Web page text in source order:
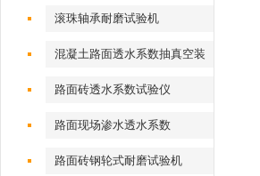
试验装置（夹具）
滚珠轴承耐磨试验机
混凝土路面透水系数抽真空装
路面砖透水系数试验仪
路面现场渗水透水系数
路面砖钢轮式耐磨试验机